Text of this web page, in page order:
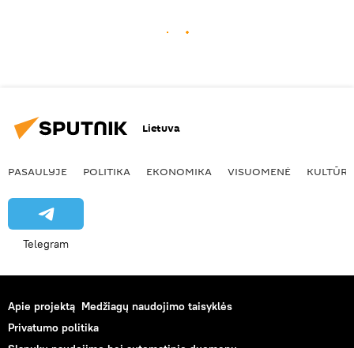
Lietuva
PASAULYJE POLITIKA EKONOMIKA VISUOMENĖ KULTŪRA
Telegram
Apie projektą Medžiagų naudojimo taisyklės
Privatumo politika